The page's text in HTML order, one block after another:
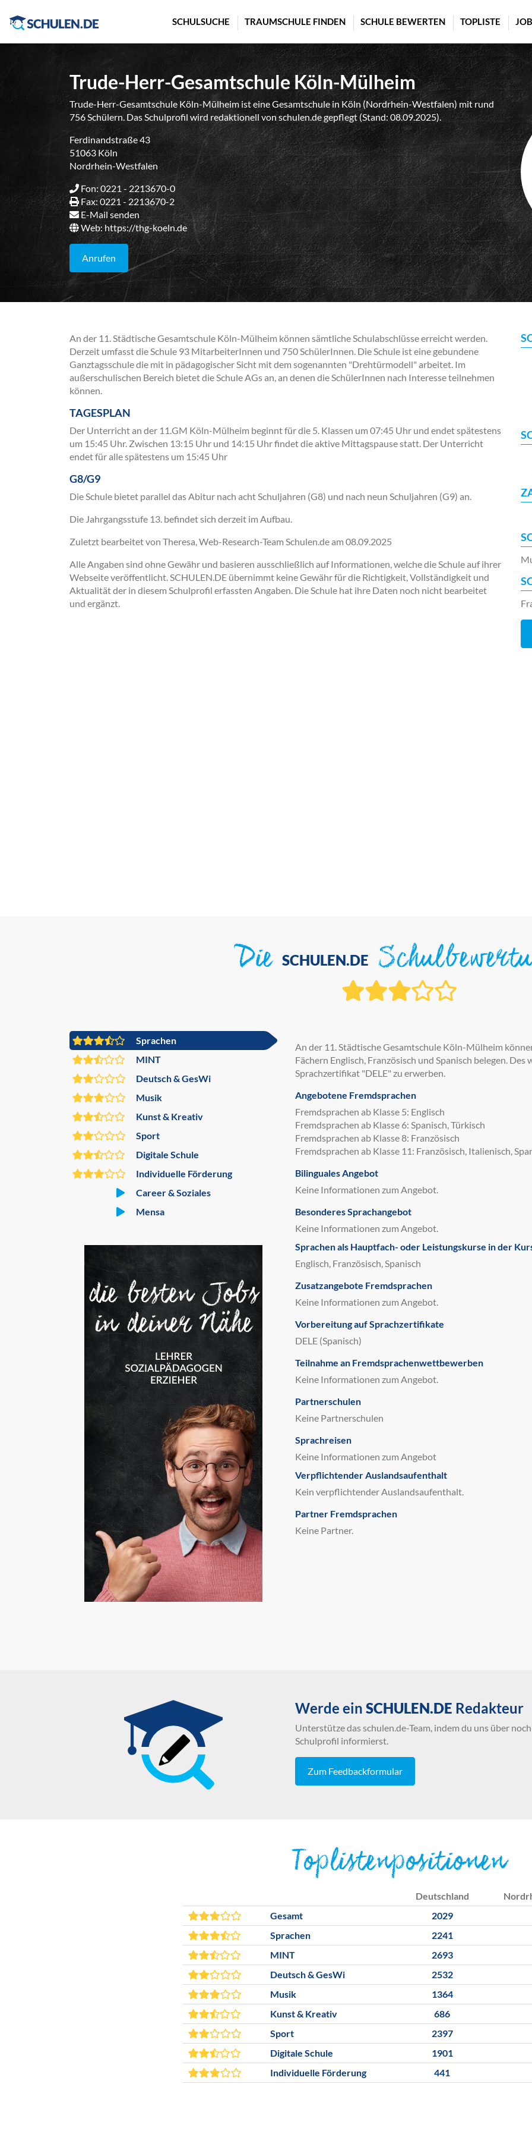
SCHULSUCHE TRAUMSCHULE FINDEN SCHULE BEWERTEN TOPLISTE
Trude-Herr-Gesamtschule Köln-Mülheim
Trude-Herr-Gesamtschule Köln-Mülheim ist eine Gesamtschule in Köln (Nordrhein-Westfalen) mit rund
756 Schülern. Das Schulprofil wird redaktionell von schulen.de gepflegt (Stand: 08.09.2025).
Ferdinandstraße 43
51063 Köln
Nordrhein-Westfalen
Fon: 0221 - 2213670-0
Fax: 0221 - 2213670-2
E-Mail senden
Web:https://thg-koeln.de
Anrufen
An der 11. Städtische Gesamtschule Köln-Mülheim können sämtliche Schulabschlüsse erreicht werden.
Derzeit umfasst die Schule 93 MitarbeiterInnen und 750 SchülerInnen. Die Schule ist eine gebundene
Ganztagsschule die mit in pädagogischer Sicht mit dem sogenannten "Drehtürmodell" arbeitet. Im
außerschulischen Bereich bietet die Schule AGs an, an denen die SchülerInnen nach Interesse teilnehmen
können.
TAGESPLAN
Der Unterricht an der 11.GM Köln-Mülheim beginnt für die 5. Klassen um 07:45 Uhr und endet spätestens
um 15:45 Uhr. Zwischen 13:15 Uhr und 14:15 Uhr findet die aktive Mittagspause statt. Der Unterricht
endet für alle spätestens um 15:45 Uhr
G8/G9
Die Schule bietet parallel das Abitur nach acht Schuljahren (G8) und nach neun Schuljahren (G9) an.
Die Jahrgangsstufe 13. befindet sich derzeit im Aufbau.
Zuletzt bearbeitet von Theresa, Web-Research-Team Schulen.de am 08.09.2025
Alle Angaben sind ohne Gewähr und basieren ausschließlich auf Informationen, welche die Schule auf ihrer
Webseite veröffentlicht. SCHULEN.DE übernimmt keine Gewähr für die Richtigkeit, Vollständigkeit und
Aktualität der in diesem Schulprofil erfassten Angaben. Die Schule hat ihre Daten noch nicht bearbeitet
und ergänzt.
Die SCHULEN.DE
Sprachen
MINT
Deutsch & GesWi
Musik
Kunst & Kreativ
Sport
Digitale Schule
Individuelle Förderung
Career & Soziales
Mensa
An der 11. Städtische Gesamtschule Köln-Mülheim
Fächern Englisch, Französisch und Spanisch belegen.
Sprachzertifikat "DELE" zu erwerben.
Angebotene Fremdsprachen
Fremdsprachen ab Klasse 5: Englisch
Fremdsprachen ab Klasse 6: Spanisch, Türkisch
Fremdsprachen ab Klasse 8: Französisch
Fremdsprachen ab Klasse 11: Französisch, Italienisch,
Bilinguales Angebot
Keine Informationen zum Angebot.
Besonderes Sprachangebot
Keine Informationen zum Angebot.
Sprachen als Hauptfach- oder Leistungskurse in der
Englisch, Französisch, Spanisch
Zusatzangebote Fremdsprachen
Keine Informationen zum Angebot.
Vorbereitung auf Sprachzertifikate
DELE (Spanisch)
Teilnahme an Fremdsprachenwettbewerben
Keine Informationen zum Angebot.
Partnerschulen
Keine Partnerschulen
Sprachreisen
Keine Informationen zum Angebot
Verpflichtender Auslandsaufenthalt
Kein verpflichtender Auslandsaufenthalt.
Partner Fremdsprachen
Keine Partner.
Werde ein SCHULEN.DE Redakteur
Unterstütze das schulen.de-Team, indem du uns über
Schulprofil informierst.
Zum Feedbackformular
Toplistenpositionen
Deutschland
Gesamt
2029
Sprachen
2241
MINT
2693
Deutsch & GesWi
2532
Musik
1364
Kunst & Kreativ
686
Sport
2397
Digitale Schule
1901
Individuelle Förderung
441